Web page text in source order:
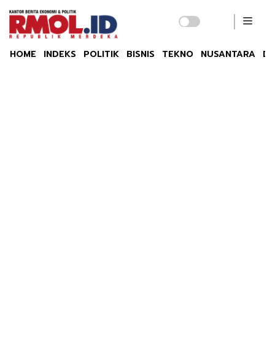
HOME INDEKS POLITIK BISNIS TEKNO NUSANTARA